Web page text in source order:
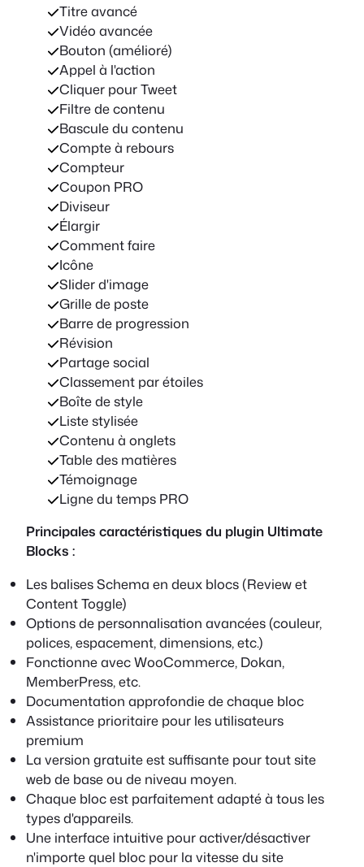
Titre avancé
Vidéo avancée
Bouton (amélioré)
Appel à l'action
Cliquer pour Tweet
Filtre de contenu
Bascule du contenu
Compte à rebours
Compteur
Coupon PRO
Diviseur
Élargir
Comment faire
Icône
Slider d'image
Grille de poste
Barre de progression
Révision
Partage social
Classement par étoiles
Boîte de style
Liste stylisée
Contenu à onglets
Table des matières
Témoignage
Ligne du temps PRO
Principales caractéristiques du plugin Ultimate
Blocks :
Les balises Schema en deux blocs (Review et
Content Toggle)
Options de personnalisation avancées (couleur,
polices, espacement, dimensions, etc.)
Fonctionne avec WooCommerce, Dokan,
MemberPress, etc.
Documentation approfondie de chaque bloc
Assistance prioritaire pour les utilisateurs
premium
La version gratuite est suffisante pour tout site
web de base ou de niveau moyen.
Chaque bloc est parfaitement adapté à tous les
types d'appareils.
Une interface intuitive pour activer/désactiver
n'importe quel bloc pour la vitesse du site